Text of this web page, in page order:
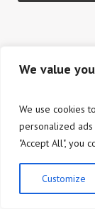
We value
We use cookies
personalized
"Accept All", you
Customize
και